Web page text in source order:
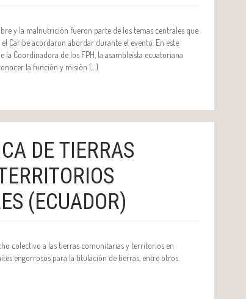
y la malnutrición fueron parte de los temas centrales que
Caribe acordaron abordar durante el evento. En este
la Coordinadora de los FPH, la asambleísta ecuatoriana
la función y misión […]
DE TIERRAS
(ECUADOR)
colectivo a las tierras comunitarias y territorios en
engorrosos para la titulación de tierras, entre otros.